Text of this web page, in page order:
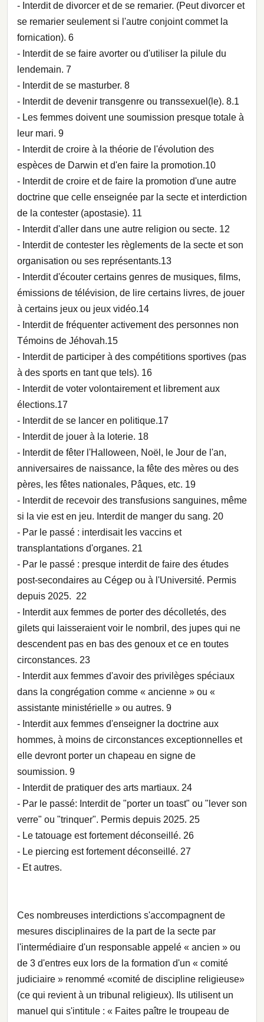
- Interdit de divorcer et de se remarier. (Peut divorcer et
se remarier seulement si l'autre conjoint commet la
fornication). 6
- Interdit de se faire avorter ou d'utiliser la pilule du
lendemain. 7
- Interdit de se masturber. 8
- Interdit de devenir transgenre ou transsexuel(le). 8.1
- Les femmes doivent une soumission presque totale à
leur mari. 9
- Interdit de croire à la théorie de l'évolution des
espèces de Darwin et d'en faire la promotion.10
- Interdit de croire et de faire la promotion d'une autre
doctrine que celle enseignée par la secte et interdiction
de la contester (apostasie). 11
- Interdit d'aller dans une autre religion ou secte. 12
- Interdit de contester les règlements de la secte et son
organisation ou ses représentants.13
- Interdit d'écouter certains genres de musiques, films,
émissions de télévision, de lire certains livres, de jouer
à certains jeux ou jeux vidéo.14
- Interdit de fréquenter activement des personnes non
Témoins de Jéhovah.15
- Interdit de participer à des compétitions sportives (pas
à des sports en tant que tels). 16
- Interdit de voter volontairement et librement aux
élections.17
- Interdit de se lancer en politique.17
- Interdit de jouer à la loterie. 18
- Interdit de fêter l'Halloween, Noël, le Jour de l'an,
anniversaires de naissance, la fête des mères ou des
pères, les fêtes nationales, Pâques, etc. 19
- Interdit de recevoir des transfusions sanguines, même
si la vie est en jeu. Interdit de manger du sang. 20
- Par le passé : interdisait les vaccins et
transplantations d'organes. 21
- Par le passé : presque interdit de faire des études
post-secondaires au Cégep ou à l'Université. Permis
depuis 2025. 22
- Interdit aux femmes de porter des décolletés, des
gilets qui laisseraient voir le nombril, des jupes qui ne
descendent pas en bas des genoux et ce en toutes
circonstances. 23
- Interdit aux femmes d'avoir des privilèges spéciaux
dans la congrégation comme « ancienne » ou «
assistante ministérielle » ou autres. 9
- Interdit aux femmes d'enseigner la doctrine aux
hommes, à moins de circonstances exceptionnelles et
elle devront porter un chapeau en signe de
soumission. 9
- Interdit de pratiquer des arts martiaux. 24
- Par le passé: Interdit de "porter un toast" ou "lever son
verre" ou "trinquer". Permis depuis 2025. 25
- Le tatouage est fortement déconseillé. 26
- Le piercing est fortement déconseillé. 27
- Et autres.
Ces nombreuses interdictions s'accompagnent de
mesures disciplinaires de la part de la secte par
l'intermédiaire d'un responsable appelé « ancien » ou
de 3 d'entres eux lors de la formation d'un « comité
judiciaire » renommé «comité de discipline religieuse»
(ce qui revient à un tribunal religieux). Ils utilisent un
manuel qui s'intitule : « Faites paître le troupeau de